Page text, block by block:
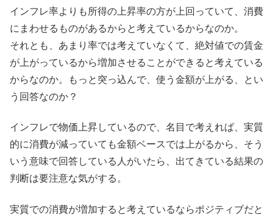
インフレ率よりも所得の上昇率の方が上回っていて、消費
にまわせるものがあるからと考えているからなのか。
それとも、あまり率では考えていなくて、絶対値での賃金
が上がっているから増加させることができると考えている
からなのか。もっと突っ込んで、使う金額が上がる、とい
う回答なのか？
インフレで物価上昇しているので、名目で考えれば、実質
的に消費が減っていても金額ベースでは上がるから、そう
いう意味で回答している人がいたら、出てきている結果の
判断は要注意な気がする。
実質での消費が増加すると考えているならポジティブだと